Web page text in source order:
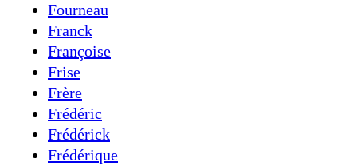
Fourneau
Franck
Françoise
Frise
Frère
Frédéric
Frédérick
Frédérique